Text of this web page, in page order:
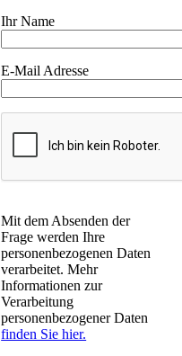
Ihr Name
E-Mail Adresse
Mit dem Absenden der
Frage werden Ihre
personenbezogenen Daten
verarbeitet. Mehr
Informationen zur
Verarbeitung
personenbezogener Daten
finden Sie hier.